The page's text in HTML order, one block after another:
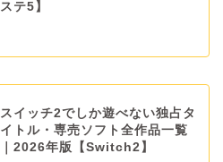
ステ5】
スイッチ2でしか遊べない独占タ
イトル・専売ソフト全作品一覧
｜2026年版【Switch2】